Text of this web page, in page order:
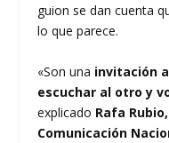
guion se dan cuenta
lo que parece.
«Son una invitación
escuchar al otro y
explicado Rafa
Comunicación